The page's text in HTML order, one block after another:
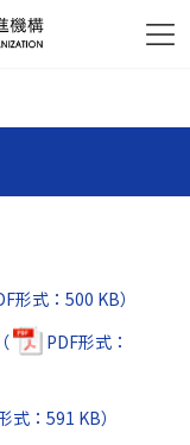
形式：500 KB）
PDF形式：
式：591 KB）